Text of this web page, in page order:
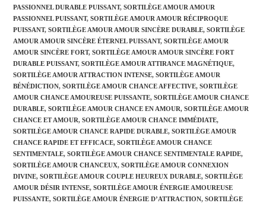
PASSIONNEL DURABLE PUISSANT, SORTILÈGE AMOUR AMOUR
PASSIONNEL PUISSANT, SORTILÈGE AMOUR AMOUR RÉCIPROQUE
PUISSANT, SORTILÈGE AMOUR AMOUR SINCÈRE DURABLE, SORTILÈGE
AMOUR AMOUR SINCÈRE ÉTERNEL PUISSANT, SORTILÈGE AMOUR
AMOUR SINCÈRE FORT, SORTILÈGE AMOUR AMOUR SINCÈRE FORT
DURABLE PUISSANT, SORTILÈGE AMOUR ATTIRANCE MAGNÉTIQUE,
SORTILÈGE AMOUR ATTRACTION INTENSE, SORTILÈGE AMOUR
BÉNÉDICTION, SORTILÈGE AMOUR CHANCE AFFECTIVE, SORTILÈGE
AMOUR CHANCE AMOUREUSE PUISSANTE, SORTILÈGE AMOUR CHANCE
DURABLE, SORTILÈGE AMOUR CHANCE EN AMOUR, SORTILÈGE AMOUR
CHANCE ET AMOUR, SORTILÈGE AMOUR CHANCE IMMÉDIATE,
SORTILÈGE AMOUR CHANCE RAPIDE DURABLE, SORTILÈGE AMOUR
CHANCE RAPIDE ET EFFICACE, SORTILÈGE AMOUR CHANCE
SENTIMENTALE, SORTILÈGE AMOUR CHANCE SENTIMENTALE RAPIDE,
SORTILÈGE AMOUR CHANCEUX, SORTILÈGE AMOUR CONNEXION
DIVINE, SORTILÈGE AMOUR COUPLE HEUREUX DURABLE, SORTILÈGE
AMOUR DÉSIR INTENSE, SORTILÈGE AMOUR ÉNERGIE AMOUREUSE
PUISSANTE, SORTILÈGE AMOUR ÉNERGIE D’ATTRACTION, SORTILÈGE